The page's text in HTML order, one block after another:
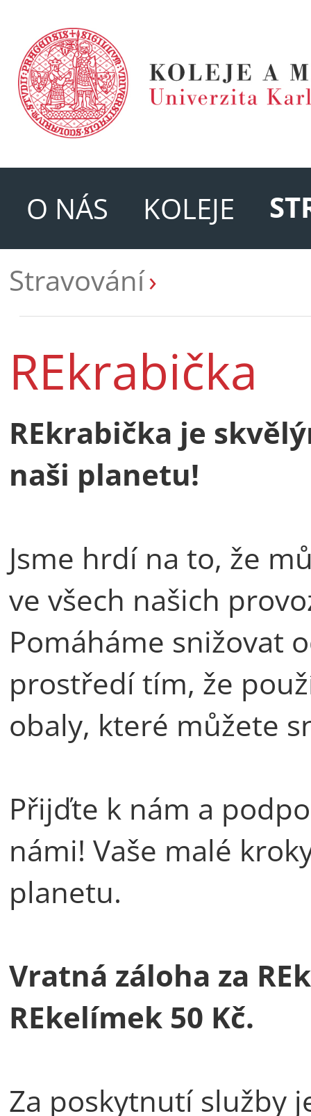
O NÁS KOLEJE
Stravování
REkrabička
REkrabička je
naši planetu!
Jsme hrdí na to, že
ve všech našich
Pomáháme snižovat
prostředí tím, že
obaly, které můžete
Přijďte k nám a
námi! Vaše malé
planetu.
Vratná záloha za
REkelímek 50 Kč.
Za poskytnutí služby